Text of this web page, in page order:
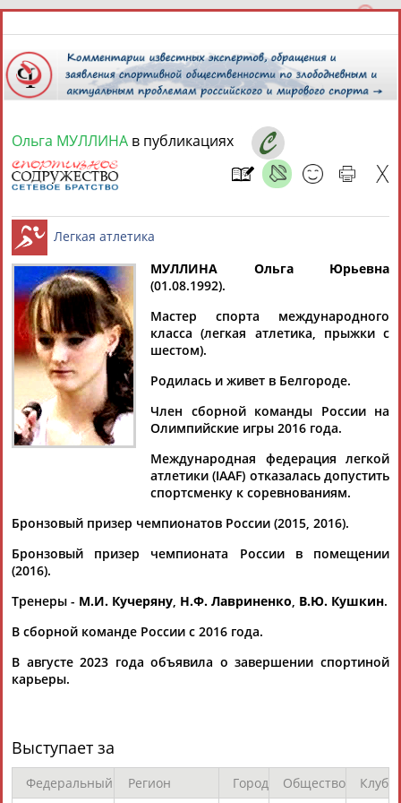
7 августа 2026 года,
СПОРТСМЕНЫ, ТРЕНЕРЫ И СПЕЦИАЛИСТЫ
Найдено: 1персона Расширенный поиск
Ольга
МУЛЛИНА
Ваш запрос: "Ольга Муллина"
Документы 1-10 из 52 найденных уникальных документов
1 6
22 российских легкоатлета, имеющих нейтральный статус,
будут внесены в заявку на чемпионат мира 2019
...Илья Иванюк (оба - прыжки в высоту), Анжелика Сидорова,
Ольга Муллина, Алена Лутковская (все - прыжки с шестом),
(Проект:Информационное агентство СТАДИОН)
07.09.2019
Российская прыгунья с шестом
лучшей на международном турнире в венгерской Татабанье.
26-летняя спортсм... ... спортсменка Ирина Жук (4,45),
уступившая Малачовой по количеству попыток.Муллина
Ольга МУЛЛИНА в публикациях
Легкая атлетика
МУЛЛИНА Ольга Юрьевна
(01.08.1992).
Мастер спорта международного
класса (легкая атлетика, прыжки с
шестом).
Родилась и живет в Белгороде.
Член сборной команды России на
Олимпийские игры 2016 года.
Международная федерация легкой
атлетики (IAAF) отказалась допустить
спортсменку к соревнованиям.
Бронзовый призер чемпионатов России (2015, 2016).
Бронзовый призер чемпионата России в помещении
(2016).
Тренеры - М.И. Кучеряну, Н.Ф. Лавриненко, В.Ю. Кушкин.
В сборной команде России с 2016 года.
В августе 2023 года объявила о завершении спортиной
карьеры.
Выступает за
Федеральный Регион Город Общество
Клуб